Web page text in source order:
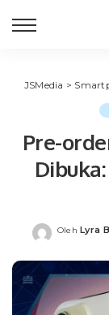
JSMedia >
Pre-
Posted
Oleh Lyra